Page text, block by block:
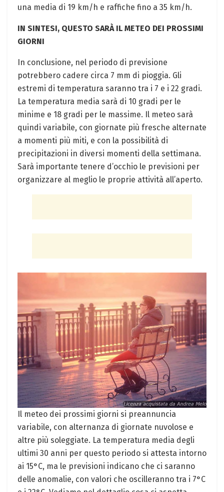
una media di 19 km/h e raffiche fino a 35 km/h.
IN SINTESI, QUESTO SARÀ IL METEO DEI PROSSIMI
GIORNI
In conclusione, nel periodo di previsione
potrebbero cadere circa 7 mm di pioggia. Gli
estremi di temperatura saranno tra i 7 e i 22 gradi.
La temperatura media sarà di 10 gradi per le
minime e 18 gradi per le massime. Il meteo sarà
quindi variabile, con giornate più fresche alternate
a momenti più miti, e con la possibilità di
precipitazioni in diversi momenti della settimana.
Sarà importante tenere d’occhio le previsioni per
organizzare al meglio le proprie attività all’aperto.
Il meteo dei prossimi giorni si preannuncia
variabile, con alternanza di giornate nuvolose e
altre più soleggiate. La temperatura media degli
ultimi 30 anni per questo periodo si attesta intorno
ai 15°C, ma le previsioni indicano che ci saranno
delle anomalie, con valori che oscilleranno tra i 7°C